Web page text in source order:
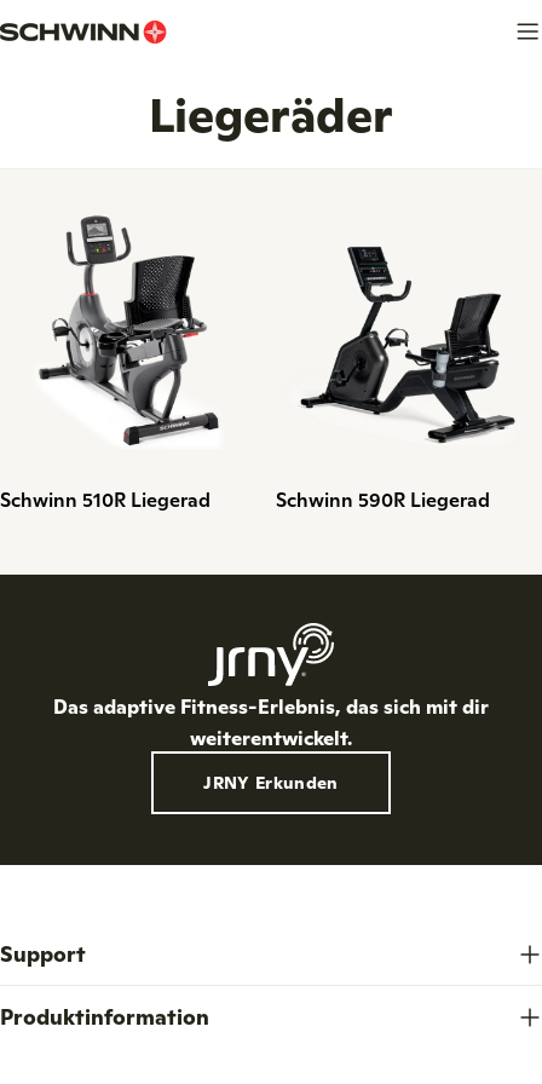
Inhalt
S
a
m
l
u
g
:
Liegeräder
Typ:
Schwinn 510R Liegerad Typ:
Schwinn 590R Liegerad
Das adaptive Fitness-Erlebnis, das sich mit dir
weiterentwickelt.
JRNY Erkunden
Support
Produktinformation